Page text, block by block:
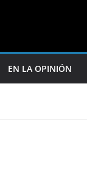
EN LA OPINIÓN